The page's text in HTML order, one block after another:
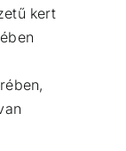
kert